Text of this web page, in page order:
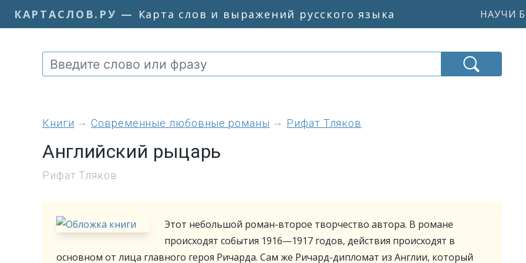
КАРТАСЛОВ.РУ — Карта слов и выражений русского языка НАУЧИ
книги Современные любовные романы Рифат Тляков
Английский рыцарь
Рифат Тляков
Этот небольшой роман-второе творчество автора. В романе
происходят события 1916—1917 годов, действия происходят в
основном от лица главного героя Ричарда. Сам же Ричард-дипломат из Англии, который